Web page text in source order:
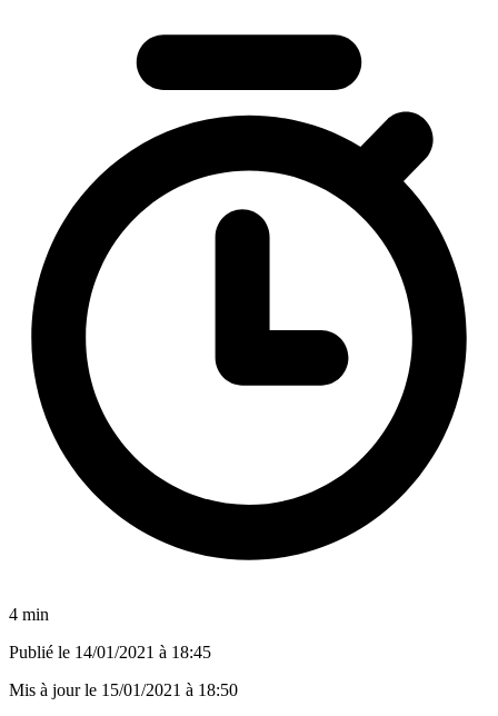
4 min
Publié le 14/01/2021 à 18:45
Mis à jour le 15/01/2021 à 18:50